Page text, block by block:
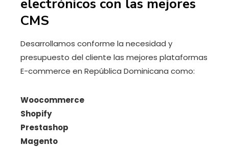
electrónicos con las mejores
CMS
Desarrollamos conforme la necesidad y
presupuesto del cliente las mejores plataformas
E-commerce en República Dominicana como:
Woocommerce
Shopify
Prestashop
Magento